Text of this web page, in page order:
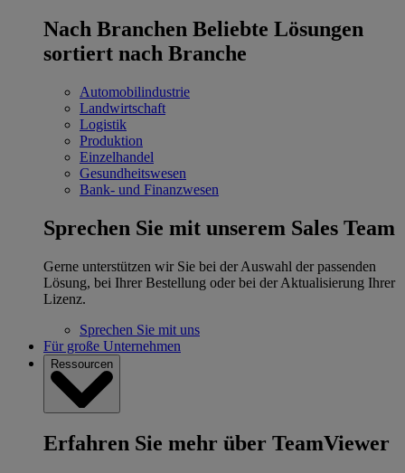
Nach Branchen Beliebte Lösungen
sortiert nach Branche
Automobilindustrie
Landwirtschaft
Logistik
Produktion
Einzelhandel
Gesundheitswesen
Bank- und Finanzwesen
Sprechen Sie mit unserem Sales Team
Gerne unterstützen wir Sie bei der Auswahl der passenden
Lösung, bei Ihrer Bestellung oder bei der Aktualisierung Ihrer
Lizenz.
Sprechen Sie mit uns
Für große Unternehmen
Ressourcen
Erfahren Sie mehr über TeamViewer